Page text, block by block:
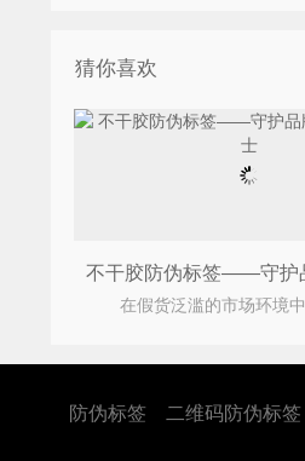
猜你喜欢
防伪标签 二维码防伪标签